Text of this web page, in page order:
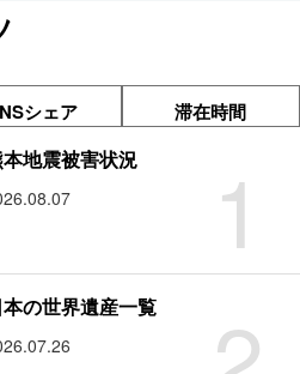
シェア 滞在時間
1
地震被害状況
本の世界遺産一覧